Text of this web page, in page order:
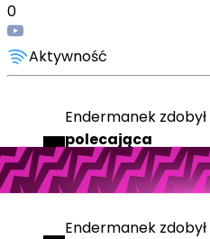
0
Aktywność
Endermanek zdobył
polecająca
2 lata temu
Endermanek zdobył